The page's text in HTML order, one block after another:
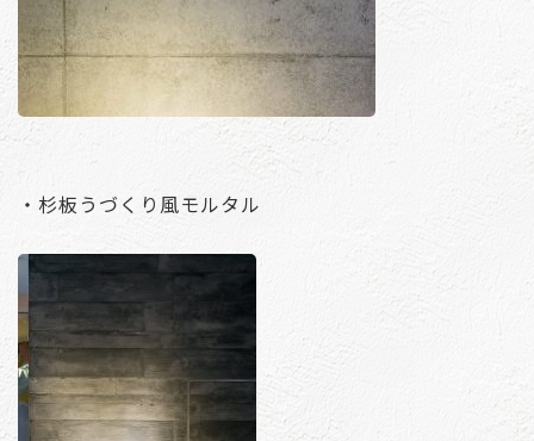
・杉板うづくり風モルタル